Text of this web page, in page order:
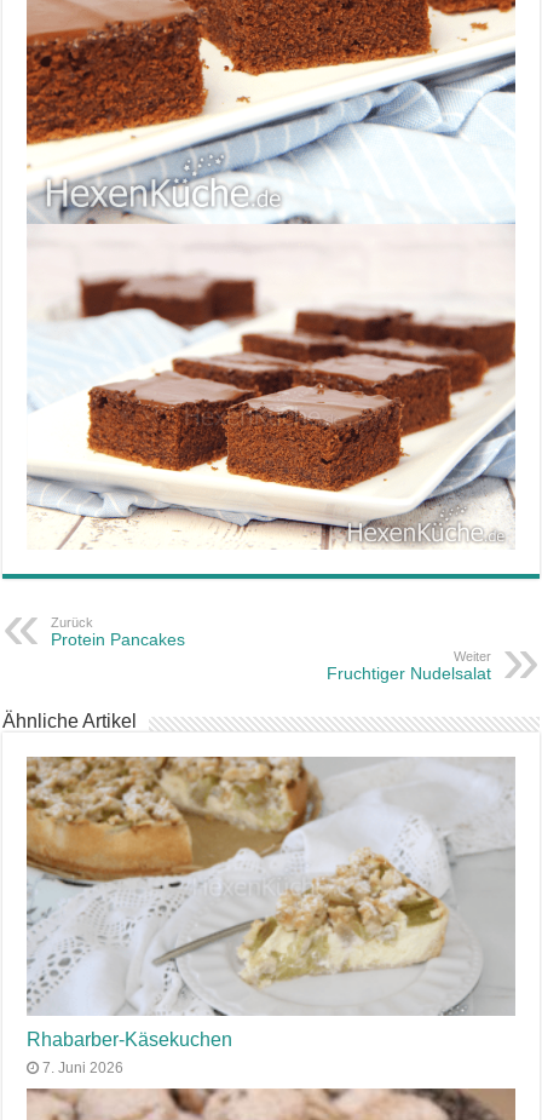
Zurück
Protein Pancakes
Weiter
Fruchtiger Nudelsalat
Ähnliche Artikel
Rhabarber-Käsekuchen
7. Juni 2026